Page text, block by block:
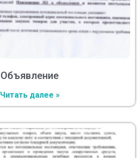
Объявление
Читать далее »